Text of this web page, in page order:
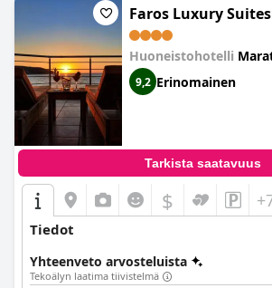
Faros Luxury Suites
Huoneistohotelli
9,2 Erinomainen
Tarkista saatavuus
$
Tiedot
Yhteenveto arvosteluista
Tekoälyn laatima tiivistelmä